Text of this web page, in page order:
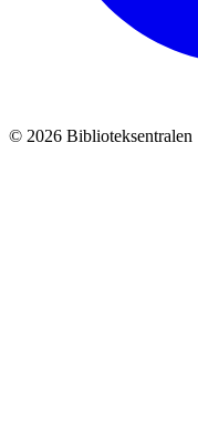
© 2026 Biblioteksentralen